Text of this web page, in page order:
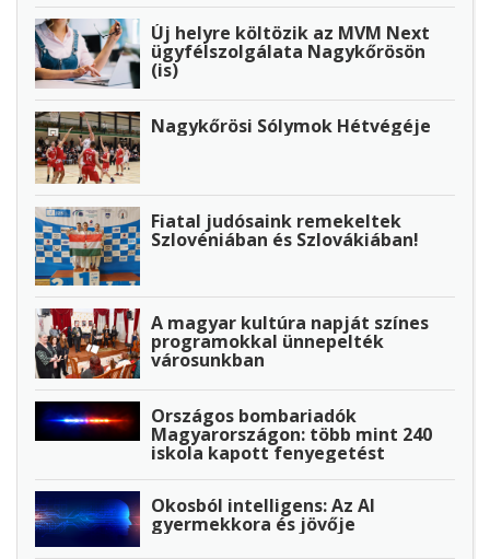
Új helyre költözik az MVM Next
ügyfélszolgálata Nagykőrösön
(is)
Nagykőrösi Sólymok Hétvégéje
Fiatal judósaink remekeltek
Szlovéniában és Szlovákiában!
A magyar kultúra napját színes
programokkal ünnepelték
városunkban
Országos bombariadók
Magyarországon: több mint 240
iskola kapott fenyegetést
Okosból intelligens: Az AI
gyermekkora és jövője